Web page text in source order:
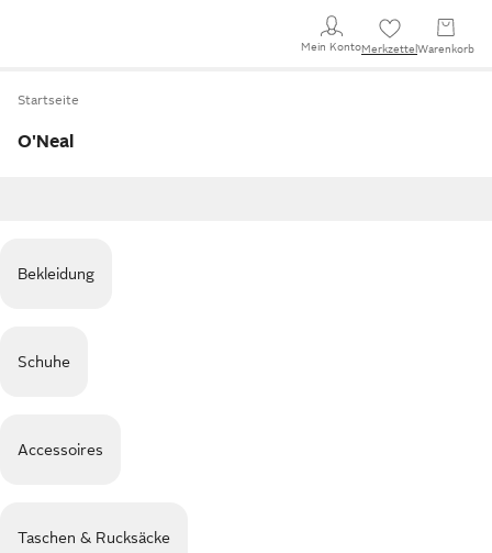
Mein KontoMerkzettel Warenkorb
Startseite
O'Neal
Bekleidung
Schuhe
Accessoires
Taschen & Rucksäcke